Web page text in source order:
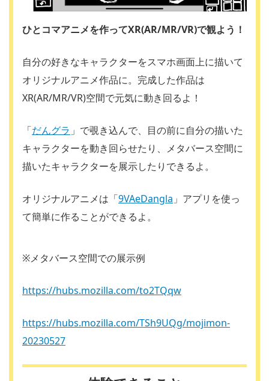
ひとコマアニメを作ってXR(AR/MR/VR)で観よう！
自分の好きなキャラクターをスマホ画面上に描いて
オリジナルアニメ作品に。完成した作品は
XR(AR/MR/VR)空間で元気に動き回るよ！
「だんグラ 」で覗き込んで、目の前に自分の描いた
キャラクターを動き回らせたり、メタバース空間に
描いたキャラクターを展示したりできるよ。
オリジナルアニメは「9VAeDangla 」アプリを使っ
て簡単に作ることができるよ。
※メタバース空間での展示例
https://hubs.mozilla.com/to2TQqw
https://hubs.mozilla.com/TSh9UQg/mojimon-
20230527